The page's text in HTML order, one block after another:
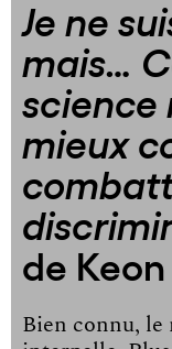
Je ne
mais…
science
mieux
de
Bien connu, le